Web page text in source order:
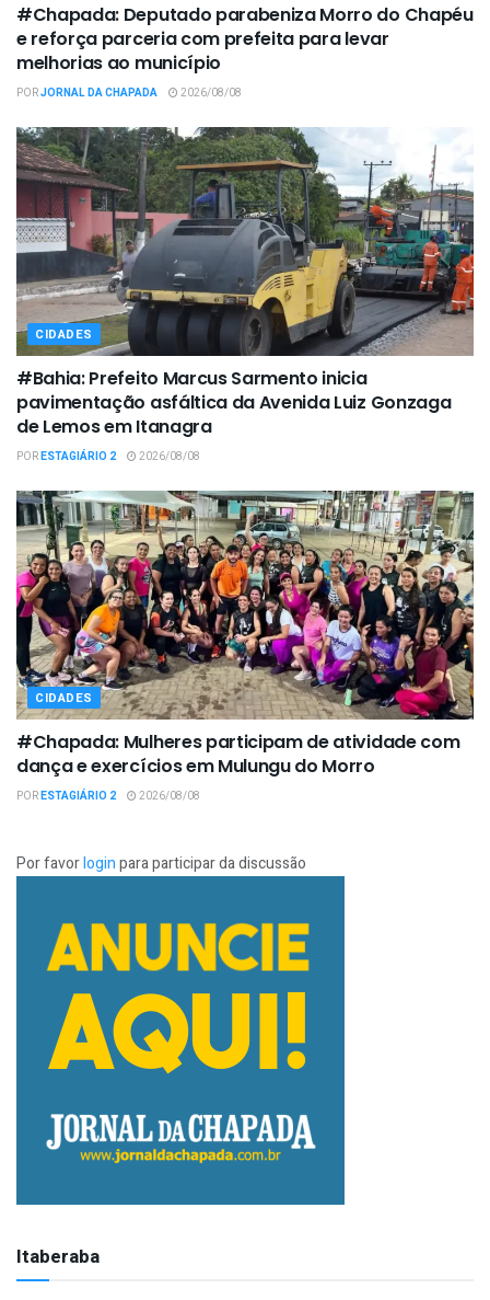
#Chapada: Deputado parabeniza Morro do Chapéu
e reforça parceria com prefeita para levar
melhorias ao município
PORJORNAL DA CHAPADA 2026/08/08
CIDADES
#Bahia: Prefeito Marcus Sarmento inicia
pavimentação asfáltica da Avenida Luiz Gonzaga
de Lemos em Itanagra
PORESTAGIÁRIO 2 2026/08/08
CIDADES
#Chapada: Mulheres participam de atividade com
dança e exercícios em Mulungu do Morro
PORESTAGIÁRIO 2 2026/08/08
Por favorloginpara participar da discussão
Itaberaba